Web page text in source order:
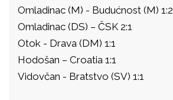
Omladinac (M) - Budućnost (M) 1:2
Omladinac (DS) – ČSK 2:1
Otok - Drava (DM) 1:1
Hodošan – Croatia 1:1
Vidovčan - Bratstvo (SV) 1:1